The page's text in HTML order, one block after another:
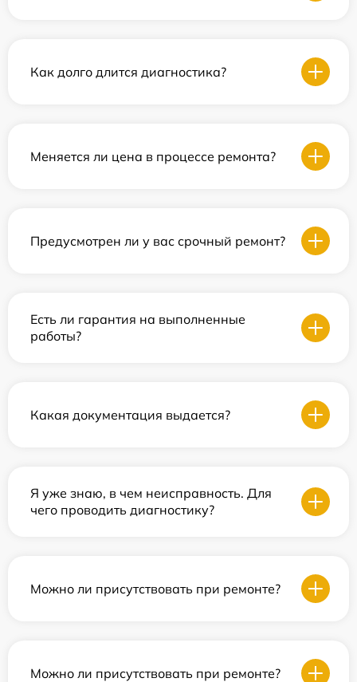
Как долго длится диагностика?
Меняется ли цена в процессе ремонта?
Предусмотрен ли у вас срочный ремонт?
Есть ли гарантия на выполненные
работы?
Какая документация выдается?
Я уже знаю, в чем неисправность. Для
чего проводить диагностику?
Можно ли присутствовать при ремонте?
Можно ли присутствовать при ремонте?